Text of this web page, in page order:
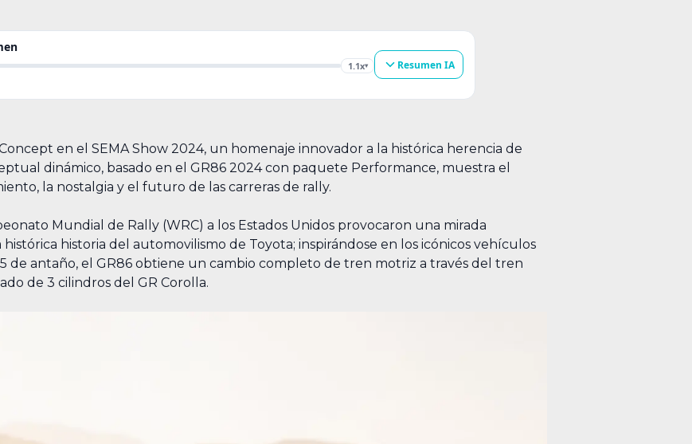
1.1x▾ Resumen IA
en el SEMA Show 2024, un homenaje innovador a la histórica herencia de
dinámico, basado en el GR86 2024 con paquete Performance, muestra el
la nostalgia y el futuro de las carreras de rally.
Mundial de Rally (WRC) a los Estados Unidos provocaron una mirada
historia del automovilismo de Toyota; inspirándose en los icónicos vehículos
de antaño, el GR86 obtiene un cambio completo de tren motriz a través del tren
de 3 cilindros del GR Corolla.